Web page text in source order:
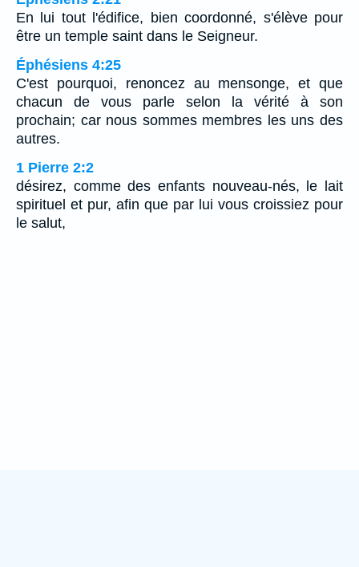
En lui tout l'édifice, bien coordonné, s'élève pour
être un temple saint dans le Seigneur.
Éphésiens 4:25
C'est pourquoi, renoncez au mensonge, et que
chacun de vous parle selon la vérité à son
prochain; car nous sommes membres les uns des
autres.
1 Pierre 2:2
désirez, comme des enfants nouveau-nés, le lait
spirituel et pur, afin que par lui vous croissiez pour
le salut,